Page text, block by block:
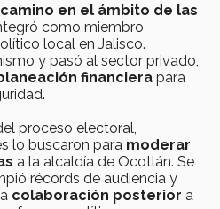
en el ámbito de las
como miembro
local en Jalisco.
y pasó al sector privado,
financiera para
proceso electoral,
lo buscaron para moderar
a la alcaldía de Ocotlán. Se
récords de audiencia y
colaboración posterior a